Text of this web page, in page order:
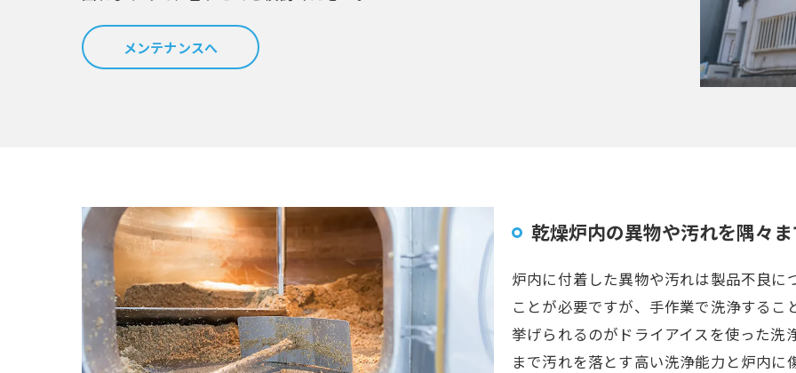
メンテナンスへ
乾燥炉内の異物や汚れを隅々
炉内に付着した異物や汚れは製品不良
ことが必要ですが、手作業で洗浄する
挙げられるのがドライアイスを使った洗
まで汚れを落とす高い洗浄能力と炉内